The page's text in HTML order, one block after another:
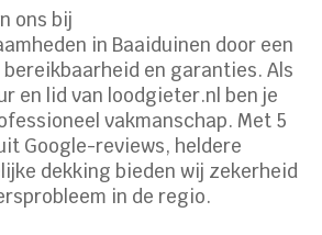
ons bij
in Baaiduinen door een
en garanties. Als
en lid van loodgieter.nl ben je
vakmanschap. Met 5
Google-reviews, heldere
dekking bieden wij zekerheid
in de regio.